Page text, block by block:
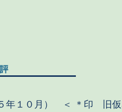
年１０月） ＜ ＊印 旧仮